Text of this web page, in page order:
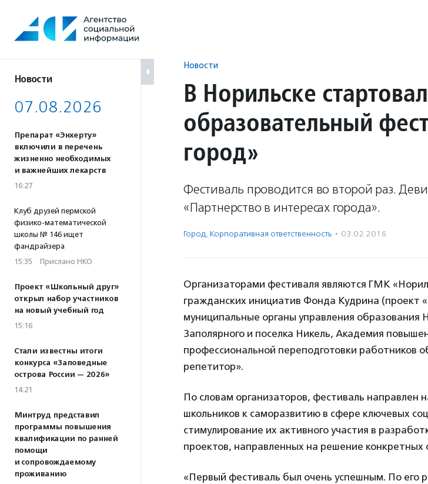
содержанию
Новости
07.08.2026
Препарат «Энхерту»
включили в перечень
жизненно необходимых
и важнейших лекарств
16:27
Клуб друзей пермской
физико-математической
школы № 146 ищет
фандрайзера
15:35 · Прислано НКО
Проект «Школьный друг»
открыл набор участников
на новый учебный год
15:16
Стали известны итоги
конкурса «Заповедные
острова России — 2026»
14:21
Минтруд представил
программы повышения
квалификации по ранней
помощи
и сопровождаемому
проживанию
Новости
В Норильске стартовал
образовательный
город»
Фестиваль проводится во второй раз.
«Партнерство в интересах города».
Город, Корпоративная ответственность · 03.02.2016
Организаторами фестиваля являются ГМК
гражданских инициатив Фонда Кудрина (проект
муниципальные органы управления образования
Заполярного и поселка Никель, Академия
профессиональной переподготовки
репетитор».
По словам организаторов, фестиваль направлен
школьников к саморазвитию в сфере ключевых
стимулирование их активного участия в
проектов, направленных на решение конкретных
«Первый фестиваль был очень успешным. По его